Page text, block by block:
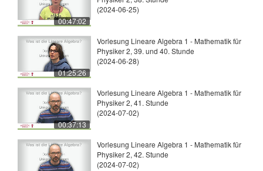
00:47:02
(2024-06-25)
01:25:26
Vorlesung Lineare Algebra 1 - Mathematik für
Physiker 2, 39. und 40. Stunde
(2024-06-28)
00:37:13
Vorlesung Lineare Algebra 1 - Mathematik für
Physiker 2, 41. Stunde
(2024-07-02)
Vorlesung Lineare Algebra 1 - Mathematik für
Physiker 2, 42. Stunde
(2024-07-02)